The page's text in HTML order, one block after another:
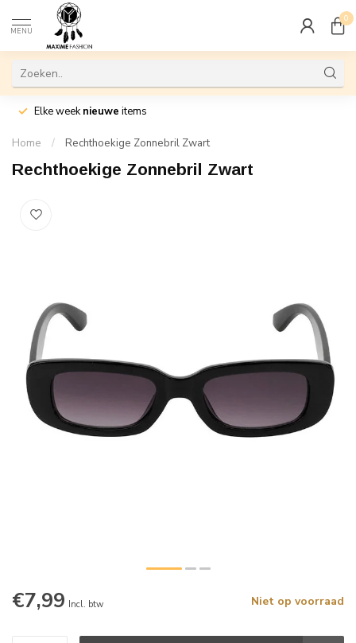
MENU
0
Elke weeknieuwe items
Home / Rechthoekige Zonnebril Zwart
Rechthoekige Zonnebril Zwart
€7,99 Incl. btw Niet op voorraad